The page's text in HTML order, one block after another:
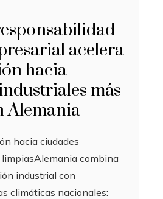
acelera
hacia
más
Alemania
hacia ciudades
combina
industrial con
climáticas nacionales: